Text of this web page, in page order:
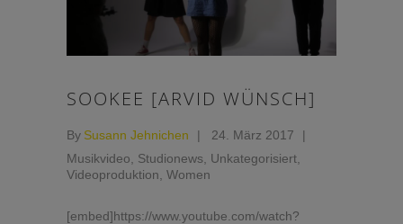
SOOKEE [ARVID WÜNSCH]
By Susann Jehnichen
24. März 2017
Musikvideo
Studionews Unkategorisiert
Videoproduktion Women
[embed]https://www.youtube.com/watch?